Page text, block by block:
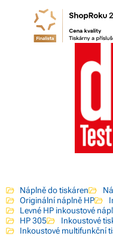
Náplně do tiskáren
Originální náplně HP
Levné HP inkoustové
HP 305
Inkoustové
Inkoustové multifunkční